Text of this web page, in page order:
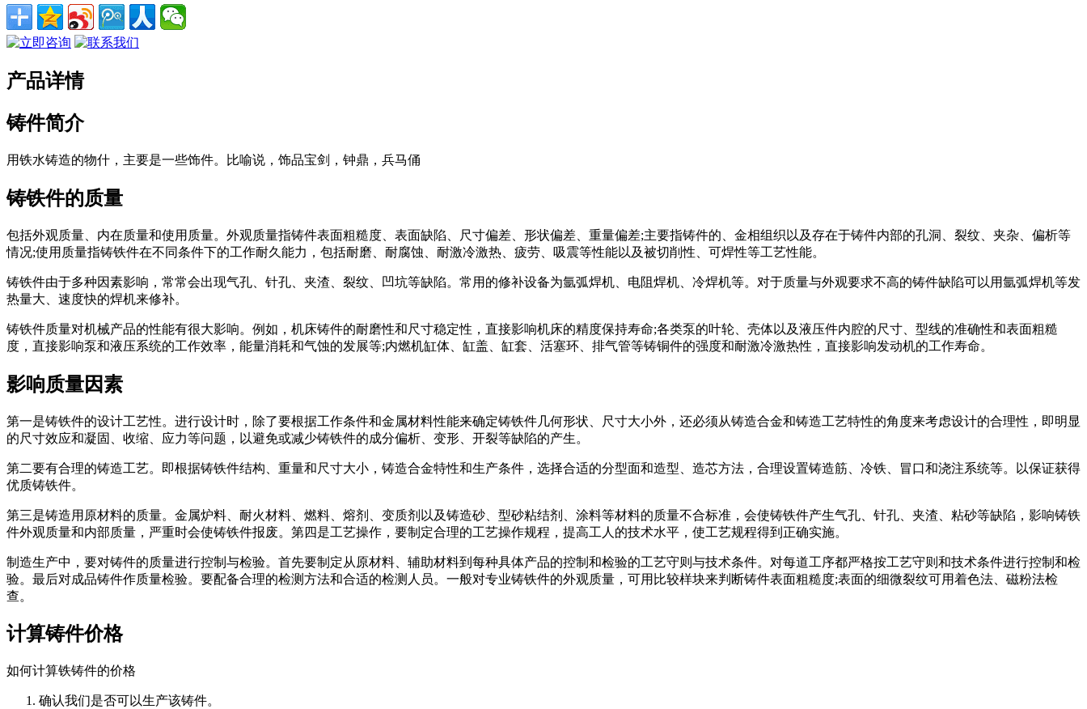
产品详情
铸件简介
用铁水铸造的物什，主要是一些饰件。比喻说，饰品宝剑，钟鼎，兵马俑
铸铁件的质量
包括外观质量、内在质量和使用质量。外观质量指铸件表面粗糙度、表面缺陷、尺寸偏差、形状偏差、重量偏差;主要指铸件的、金相组织以及存在于铸件内部的孔洞、裂纹、夹杂、偏析等
情况;使用质量指铸铁件在不同条件下的工作耐久能力，包括耐磨、耐腐蚀、耐激冷激热、疲劳、吸震等性能以及被切削性、可焊性等工艺性能。
铸铁件由于多种因素影响，常常会出现气孔、针孔、夹渣、裂纹、凹坑等缺陷。常用的修补设备为氩弧焊机、电阻焊机、冷焊机等。对于质量与外观要求不高的铸件缺陷可以用氩弧焊机等发
热量大、速度快的焊机来修补。
铸铁件质量对机械产品的性能有很大影响。例如，机床铸件的耐磨性和尺寸稳定性，直接影响机床的精度保持寿命;各类泵的叶轮、壳体以及液压件内腔的尺寸、型线的准确性和表面粗糙
度，直接影响泵和液压系统的工作效率，能量消耗和气蚀的发展等;内燃机缸体、缸盖、缸套、活塞环、排气管等铸铜件的强度和耐激冷激热性，直接影响发动机的工作寿命。
影响质量因素
第一是铸铁件的设计工艺性。进行设计时，除了要根据工作条件和金属材料性能来确定铸铁件几何形状、尺寸大小外，还必须从铸造合金和铸造工艺特性的角度来考虑设计的合理性，即明显
的尺寸效应和凝固、收缩、应力等问题，以避免或减少铸铁件的成分偏析、变形、开裂等缺陷的产生。
第二要有合理的铸造工艺。即根据铸铁件结构、重量和尺寸大小，铸造合金特性和生产条件，选择合适的分型面和造型、造芯方法，合理设置铸造筋、冷铁、冒口和浇注系统等。以保证获得
优质铸铁件。
第三是铸造用原材料的质量。金属炉料、耐火材料、燃料、熔剂、变质剂以及铸造砂、型砂粘结剂、涂料等材料的质量不合标准，会使铸铁件产生气孔、针孔、夹渣、粘砂等缺陷，影响铸铁
件外观质量和内部质量，严重时会使铸铁件报废。第四是工艺操作，要制定合理的工艺操作规程，提高工人的技术水平，使工艺规程得到正确实施。
制造生产中，要对铸件的质量进行控制与检验。首先要制定从原材料、辅助材料到每种具体产品的控制和检验的工艺守则与技术条件。对每道工序都严格按工艺守则和技术条件进行控制和检
验。最后对成品铸件作质量检验。要配备合理的检测方法和合适的检测人员。一般对专业铸铁件的外观质量，可用比较样块来判断铸件表面粗糙度;表面的细微裂纹可用着色法、磁粉法检
查。
计算铸件价格
如何计算铁铸件的价格
确认我们是否可以生产该铸件。